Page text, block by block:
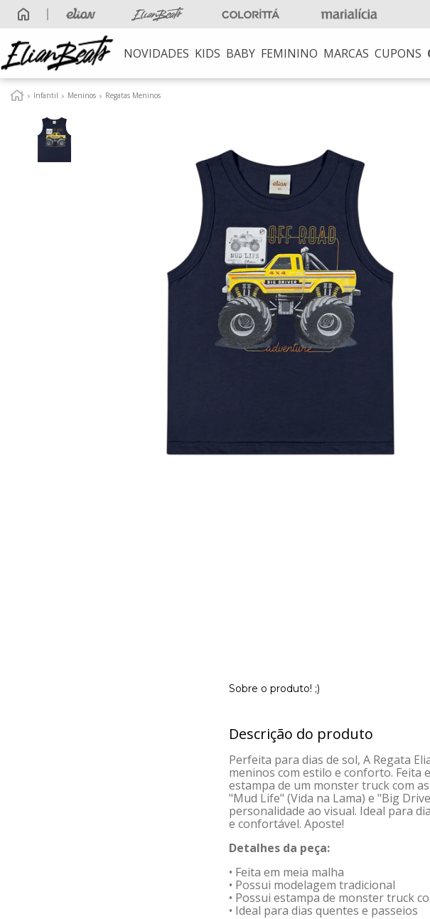
NOVIDADES KIDS BABY FEMININO MARCAS CUPONS
Infantil Meninos Regatas Meninos
Sobre o produto! ;)
Descrição do produto
Perfeita para dias de sol, A Regata
meninos com estilo e conforto. Feita
estampa de um monster truck com
"Mud Life" (Vida na Lama) e "Big
personalidade ao visual. Ideal para
e confortável. Aposte!
Detalhes da peça:
• Feita em meia malha
• Possui modelagem tradicional
• Possui estampa de monster truck
• Ideal para dias quentes e passeios
TERMOS MAIS BUSCADOS
3
conjunto menina
4º
conjunto menino
vestido
6º
saia
7º
blusa
8º
calça
9º
vestidos
10º colorittá